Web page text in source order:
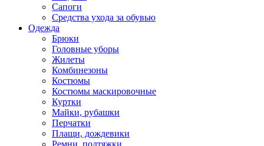
Сапоги
Средства ухода за обувью
Одежда
Брюки
Головные уборы
Жилеты
Комбинезоны
Костюмы
Костюмы маскировочные
Куртки
Майки, рубашки
Перчатки
Плащи, дождевики
Ремни, подтяжки